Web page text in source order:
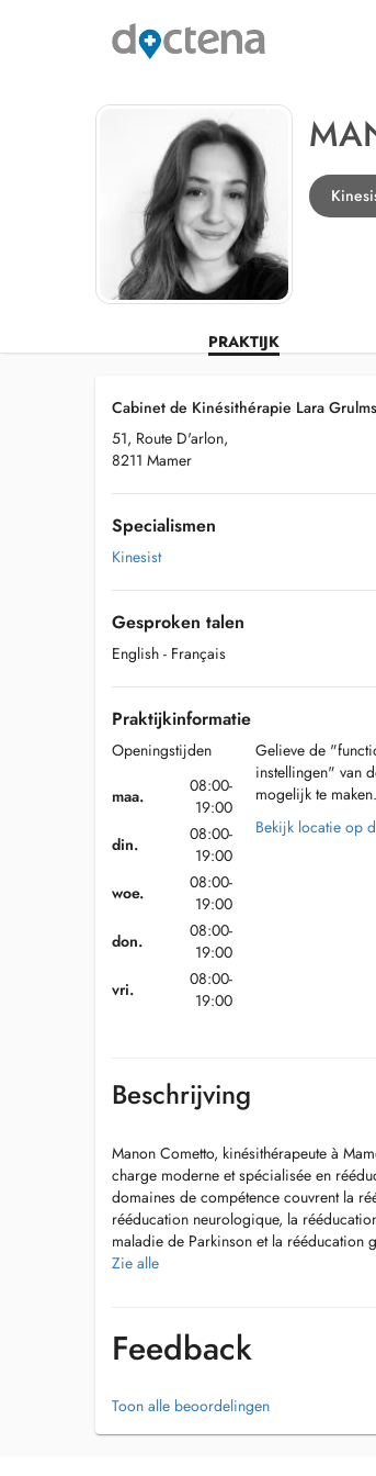
PRAKTIJK
Cabinet de Kinésithérapie Lara Grulms
51, Route D'arlon,
8211 Mamer
Specialismen
Kinesist
Gesproken talen
English - Français
Praktijkinformatie
Openingstijden
maa.
08:00-
19:00
din.
08:00-
19:00
woe.
08:00-
19:00
don.
08:00-
19:00
vri.
08:00-
19:00
Gelieve de
instellingen" van
mogelijk te maken.
Bekijk locatie op
Beschrijving
Manon Cometto, kinésithérapeute à
charge moderne et spécialisée en
domaines de compétence couvrent la
rééducation neurologique, la
maladie de Parkinson et la rééducation
Ses techniques incluent le drainage
une approche thérapeutique complète et
Manon consulte en français et en
Zie alle
Feedback
Toon alle beoordelingen